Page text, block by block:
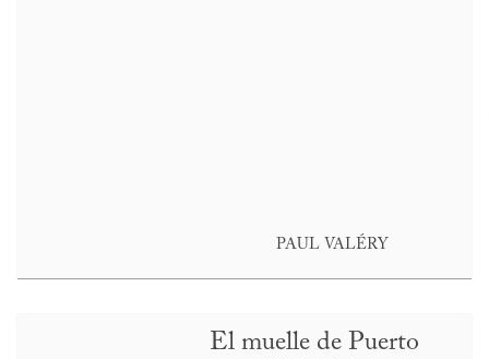
PAUL VALÉRY
El muelle de Puerto